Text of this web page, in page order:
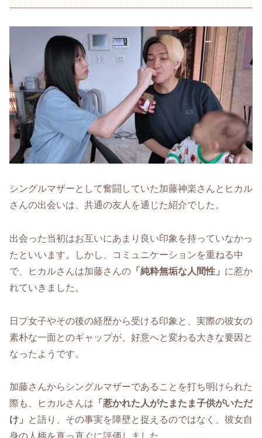
シングルマザーとして奮闘していた加藤神楽さんとヒカル
さんの出会いは、共通の友人を通じた紹介でした。
出会った当初はお互いにあまり良い印象を持っていなかっ
たといいます。しかし、コミュニケーションを重ねる中
で、ヒカルさんは加藤さんの 「純粋無垢な人間性」 に惹か
れていきました。
日プ女子やその後の経歴から受ける印象と、実際の彼女の
素朴な一面とのギャップが、好意へと変わる大きな要因と
なったようです。
加藤さんからシングルマザーであることを打ち明けられた
際も、ヒカルさんは 「惹かれた人がたまたま子供がいただ
け」
と語り、その事実を障壁と捉えるのではなく、彼女自